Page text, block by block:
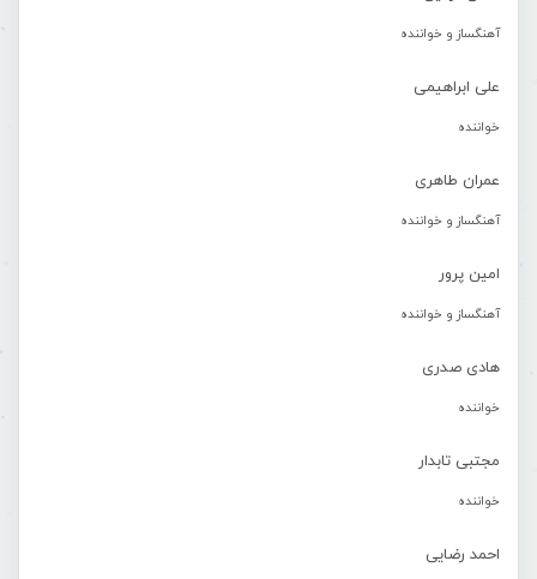
آهنگساز و خواننده
علی ابراهیمی
خواننده
عمران طاهری
آهنگساز و خواننده
امین پرور
آهنگساز و خواننده
هادی صدری
خواننده
مجتبی تابدار
خواننده
احمد رضایی